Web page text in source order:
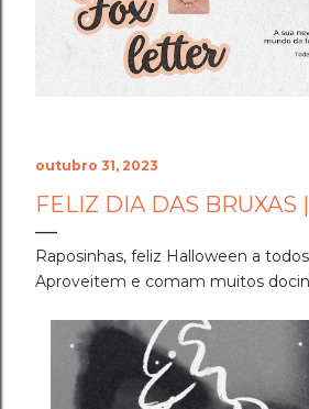
Cenário do Desafio ​Trocar de ar e
Holambra transformou o peso do
uma experiência memorável. A
sua arquitetura, suas estufas e suas
outubro 31, 2023
FELIZ DIA DAS BRUXAS
Raposinhas, feliz Halloween a
Aproveitem e comam muitos